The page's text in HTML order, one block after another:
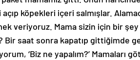
açıp köpekleri içeri salmışlar.
veriyoruz. Mama sizin için bir
Bir saat sonra kapatıp gittiğimde
‘Biz ne yapalım?’ Mamaları